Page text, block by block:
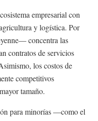
empresarial con
y logística. Por
concentra las
contratos de servicios
los costos de
competitivos
tamaño.
para minorías —como el